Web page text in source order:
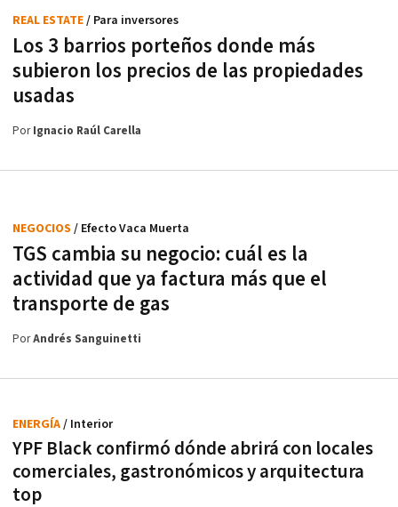
Los 3 barrios porteños donde más
subieron los precios de las propiedades
usadas
REAL ESTATE/ Para inversores
PorIgnacio Raúl Carella
TGS cambia su negocio: cuál es la
actividad que ya factura más que el
transporte de gas
NEGOCIOS / Efecto Vaca Muerta
PorAndrés Sanguinetti
YPF Black confirmó dónde abrirá con locales
comerciales, gastronómicos y arquitectura
top
ENERGÍA/ Interior